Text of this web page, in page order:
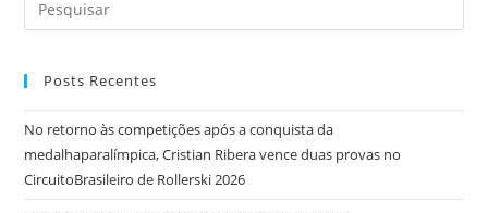
Posts Recentes
No retorno às competições após a conquista da
medalhaparalímpica, Cristian Ribera vence duas provas no
CircuitoBrasileiro de Rollerski 2026